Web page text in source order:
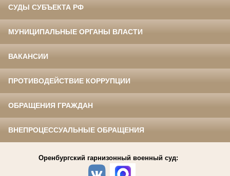
СУДЫ СУБЪЕКТА РФ
МУНИЦИПАЛЬНЫЕ ОРГАНЫ ВЛАСТИ
ВАКАНСИИ
ПРОТИВОДЕЙСТВИЕ КОРРУПЦИИ
ОБРАЩЕНИЯ ГРАЖДАН
ВНЕПРОЦЕССУАЛЬНЫЕ ОБРАЩЕНИЯ
Оренбургский гарнизонный военный суд: